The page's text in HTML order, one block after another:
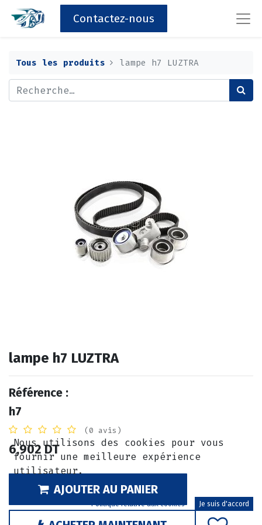
Contactez-nous
Tous les produits lampe h7 LUZTRA
lampe h7 LUZTRA
Référence :
h7
(0 avis)
6,902DT
AJOUTER AU PANIER
Nous utilisons des cookies pour vous
fournir une meilleure expérience
utilisateur.
Politique relative aux cookies Je suis d'accord